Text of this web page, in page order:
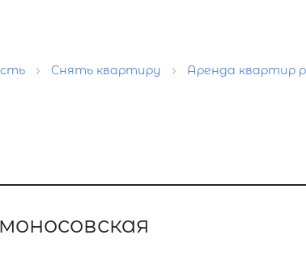
Снять квартиру Аренда квартир